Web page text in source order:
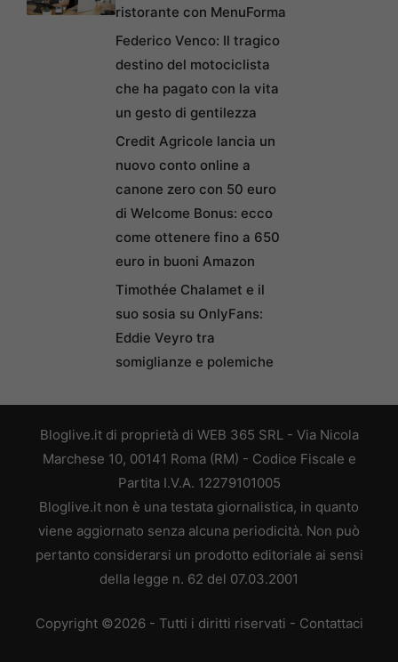
ristorante con MenuForma
Federico Venco: Il tragico
destino del motociclista
che ha pagato con la vita
un gesto di gentilezza
Credit Agricole lancia un
nuovo conto online a
canone zero con 50 euro
di Welcome Bonus: ecco
come ottenere fino a 650
euro in buoni Amazon
Timothée Chalamet e il
suo sosia su OnlyFans:
Eddie Veyro tra
somiglianze e polemiche
Bloglive.it di proprietà di WEB 365 SRL - Via Nicola
Marchese 10, 00141 Roma (RM) - Codice Fiscale e
Partita I.V.A. 12279101005
Bloglive.it non è una testata giornalistica, in quanto
viene aggiornato senza alcuna periodicità. Non può
pertanto considerarsi un prodotto editoriale ai sensi
della legge n. 62 del 07.03.2001
Copyright ©2026 - Tutti i diritti riservati - Contattaci